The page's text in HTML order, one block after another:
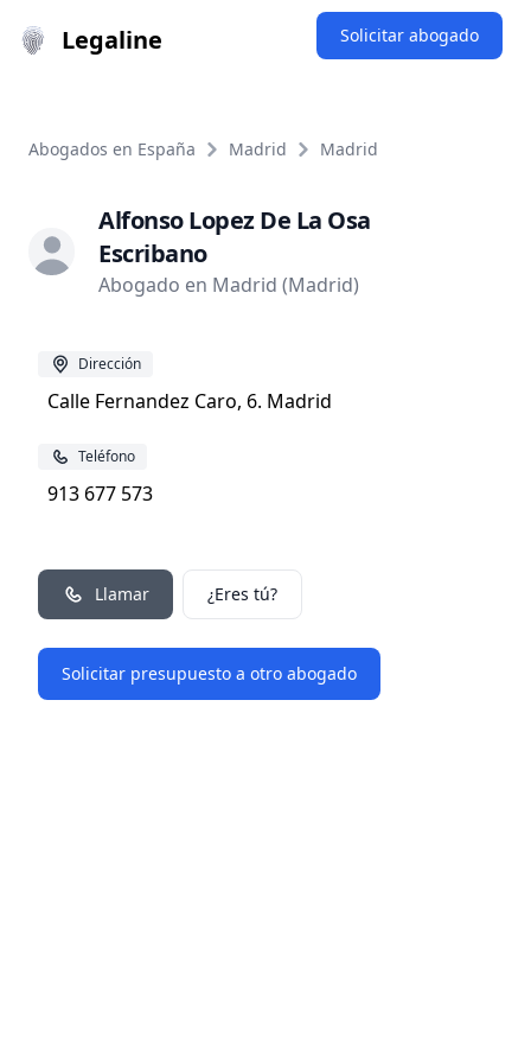
Legaline Solicitar abogado
Abogados en España Madrid Madrid
Alfonso Lopez De La Osa
Escribano
Abogado en Madrid (Madrid)
Dirección
Calle Fernandez Caro, 6. Madrid
Teléfono
913 677 573
Llamar ¿Eres tú?
Solicitar presupuesto a otro abogado